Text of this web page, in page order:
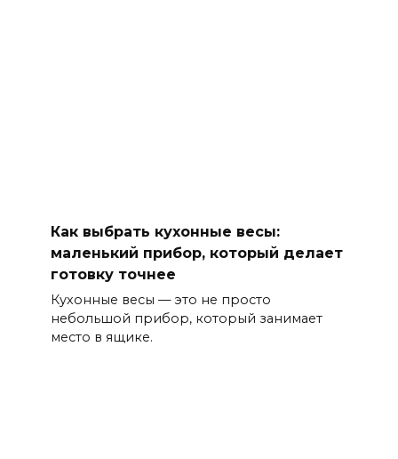
Как выбрать кухонные весы:
маленький прибор, который делает
готовку точнее
Кухонные весы — это не просто
небольшой прибор, который занимает
место в ящике.